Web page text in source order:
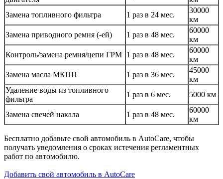
Замена топливного фильтра
1 раз в 24 мес.
30000
км
Замена приводного ремня (-ей)
1 раз в 48 мес.
60000
км
Контроль/замена ремня/цепи ГРМ 1 раз в 48 мес.
60000
км
Замена масла МКПП
1 раз в 36 мес.
45000
км
Удаление воды из топливного
фильтра
1 раз в 6 мес. 5000 км
Замена свечей накала 1 раз в 48 мес.
60000
км
Бесплатно добавьте свой автомобиль в AutoCare, чтобы
получать уведомления о сроках истечения регламентных
работ по автомобилю.
Добавить свой автомобиль в AutoCare